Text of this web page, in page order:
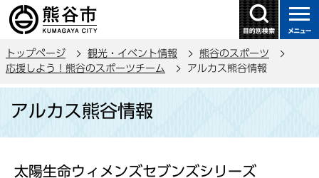
の
ー
トップページ 観光・イベント情報
熊谷のスポーツ
応援しよう！熊谷のスポーツチーム
アルカス熊谷情報
アルカス熊谷情報
太陽生命ウィメンズセブンズシリーズ